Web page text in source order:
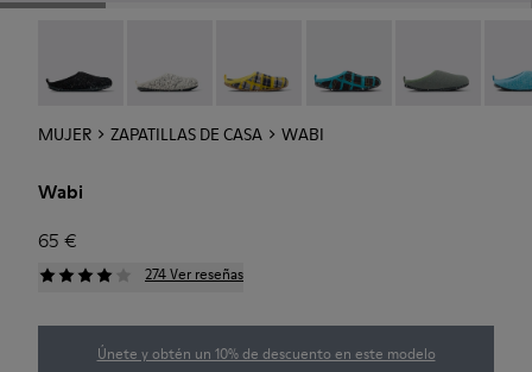
MUJER ZAPATILLAS DE CASA WABI
Wabi
65 €
274 Ver reseñas
Únete y obtén un 10% de descuento en este modelo